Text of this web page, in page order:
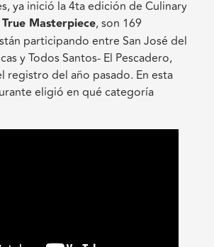
ya inició la 4ta edición de Culinary
Masterpiece, son 169
participando entre San José del
y Todos Santos- El Pescadero,
registro del año pasado. En esta
eligió en qué categoría